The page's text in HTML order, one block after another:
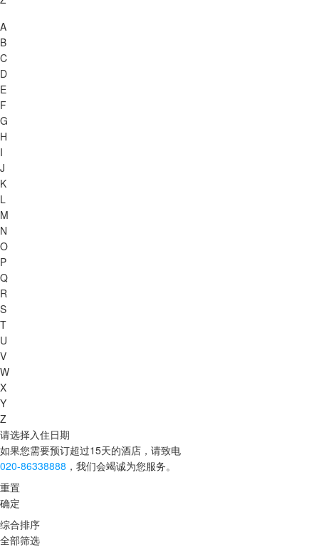
A
B
C
D
E
F
G
H
I
J
K
L
M
N
O
P
Q
R
S
T
U
V
W
X
Y
Z
请选择入住日期
如果您需要预订超过15天的酒店，请致电
020-86338888 ，我们会竭诚为您服务。
重置
确定
综合排序
全部筛选